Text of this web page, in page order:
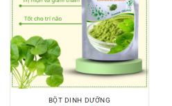
BỘT DINH DƯỠNG